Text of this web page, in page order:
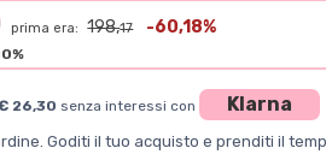
prima era: 198,17 -60,18%
26,30 senza interessi con Klarna
Goditi il tuo acquisto e prenditi il